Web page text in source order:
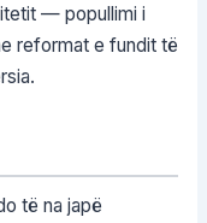
— popullimi i
reformat e fundit të
të na japë